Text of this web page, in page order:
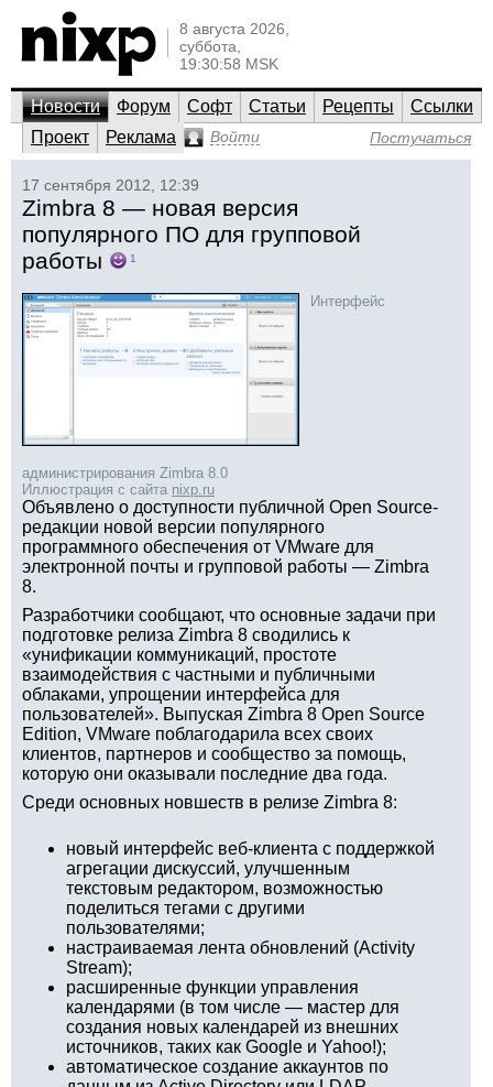
8 августа 2026,
суббота,
19:30:58 MSK
Новости Форум Софт Статьи Рецепты
Ссылки
Проект
Реклама Войти Постучаться
17 сентября 2012, 12:39
Zimbra 8 — новая версия
популярного ПО для групповой
работы
1
Интерфейс
администрирования Zimbra 8.0
Иллюстрация с сайта nixp.ru
Объявлено о доступности публичной Open Source-
редакции новой версии популярного
программного обеспечения от VMware для
электронной почты и групповой работы — Zimbra
8.
Разработчики сообщают, что основные задачи при
подготовке релиза Zimbra 8 сводились к
«унификации коммуникаций, простоте
взаимодействия с частными и публичными
облаками, упрощении интерфейса для
пользователей». Выпуская Zimbra 8 Open Source
Edition, VMware поблагодарила всех своих
клиентов, партнеров и сообщество за помощь,
которую они оказывали последние два года.
Среди основных новшеств в релизе Zimbra 8:
новый интерфейс веб-клиента с поддержкой
агрегации дискуссий, улучшенным
текстовым редактором, возможностью
поделиться тегами с другими
пользователями;
настраиваемая лента обновлений (Activity
Stream);
расширенные функции управления
календарями (в том числе — мастер для
создания новых календарей из внешних
источников, таких как Google и Yahoo!);
автоматическое создание аккаунтов по